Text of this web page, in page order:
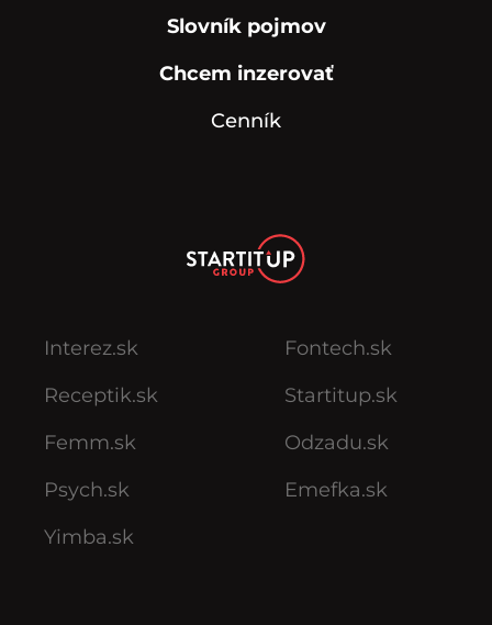
Slovník pojmov
Chcem inzerovať
Cenník
Interez.sk
Receptik.sk
Femm.sk
Psych.sk
Yimba.sk
Fontech.sk
Startitup.sk
Odzadu.sk
Emefka.sk